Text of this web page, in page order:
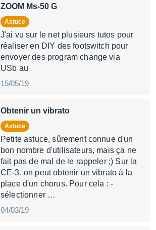
ZOOM Ms-50 G
Astuce
J'ai vu sur le net plusieurs tutos pour
réaliser en DIY des footswitch pour
envoyer des program change via
USb au
15/05/19
Obtenir un vibrato
Astuce
Petite astuce, sûrement connue d'un
bon nombre d'utilisateurs, mais ça ne
fait pas de mal de le rappeler ;) Sur la
CE-3, on peut obtenir un vibrato à la
place d'un chorus. Pour cela : -
sélectionner …
04/03/19